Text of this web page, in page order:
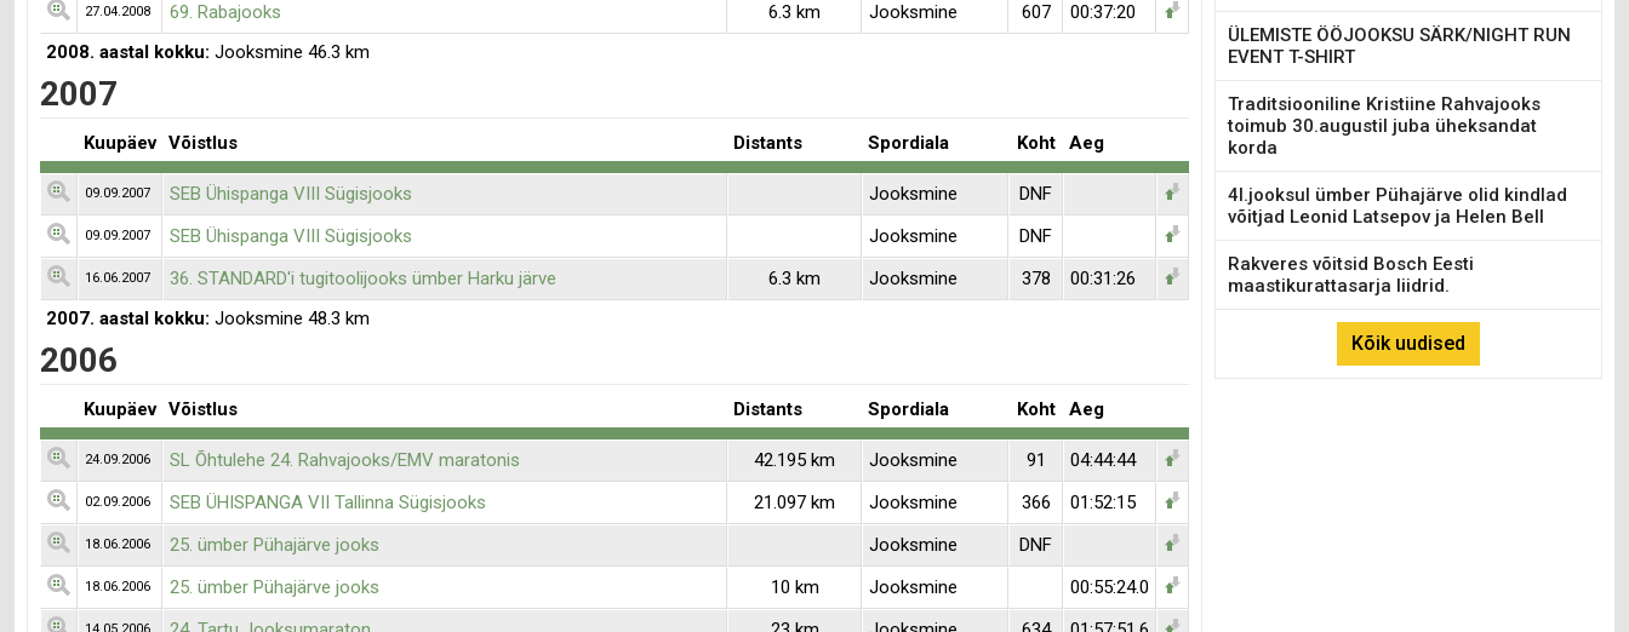
27.04.2008 69. Rabajooks 6.3 km Jooksmine 607
00:37:20
2008. aastal kokku: Jooksmine 46.3 km
2007
Kuupäev Võistlus Distants Spordiala Koht Aeg
09.09.2007 SEB Ühispanga VIII Sügisjooks Jooksmine DNF
09.09.2007 SEB Ühispanga VIII Sügisjooks Jooksmine DNF
16.06.2007 36. STANDARD'i tugitoolijooks ümber Harku järve 6.3 km Jooksmine 378
00:31:26
2007. aastal kokku: Jooksmine 48.3 km
2006
Kuupäev Võistlus Distants Spordiala Koht Aeg
24.09.2006 SL Õhtulehe 24. Rahvajooks/EMV maratonis 42.195 km Jooksmine 91 04:44:44
02.09.2006 SEB ÜHISPANGA VII Tallinna Sügisjooks 21.097 km Jooksmine 366 01:52:15
18.06.2006 25. ümber Pühajärve jooks Jooksmine DNF
18.06.2006 25. ümber Pühajärve jooks 10 km Jooksmine 00:55:24.0
ÜLEMISTE ÖÖJOOKSU SÄRK/NIGHT RUN
EVENT T-SHIRT
Traditsiooniline Kristiine Rahvajooks
toimub 30.augustil juba üheksandat
korda
4l.jooksul ümber Pühajärve olid kindlad
võitjad Leonid Latsepov ja Helen Bell
Rakveres võitsid Bosch Eesti
maastikurattasarja liidrid.
Kõik uudised